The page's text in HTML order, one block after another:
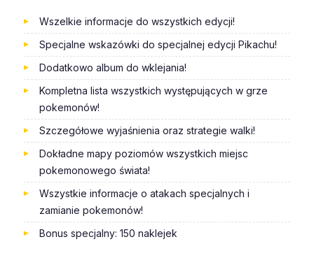
Wszelkie informacje do wszystkich edycji!
Specjalne wskazówki do specjalnej edycji Pikachu!
Dodatkowo album do wklejania!
Kompletna lista wszystkich występujących w grze
pokemonów!
Szczegółowe wyjaśnienia oraz strategie walki!
Dokładne mapy poziomów wszystkich miejsc
pokemonowego świata!
Wszystkie informacje o atakach specjalnych i
zamianie pokemonów!
Bonus specjalny: 150 naklejek